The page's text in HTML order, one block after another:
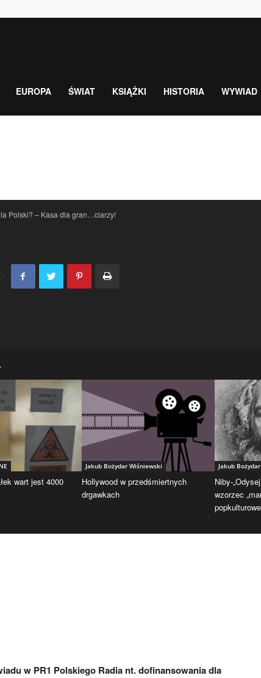
EUROPA ŚWIAT KSIĄŻKI HISTORIA WYWIAD
Polski? – Kasa dla gran…ciarzy!
wart jest 4000
Jakub Bożydar Wiśniewski
Hollywood w przedśmiertnych
drgawkach
Jakub
Niby-
wzorzec
w PR1 Polskiego Radia nt. dofinansowania dla